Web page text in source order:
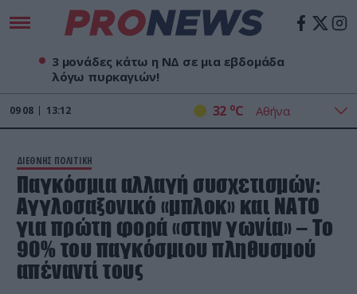
3 μονάδες κάτω η ΝΔ σε μια εβδομάδα
λόγω πυρκαγιών!
09 08 13:12 32 oC
ΔΙΕΘΝΗΣ ΠΟΛΙΤΙΚΗ
Παγκόσμια αλλαγή συσχετισμών:
Αγγλοσαξονικό «μπλοκ» και ΝΑΤΟ
για πρώτη φορά «στην γωνία» – Το
90% του παγκόσμιου πληθυσμού
απέναντί τους